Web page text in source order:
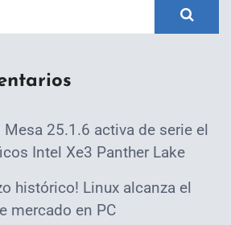
Mesa 25.1.6 activa de serie el
Intel Xe3 Panther Lake
histórico! Linux alcanza el
mercado en PC